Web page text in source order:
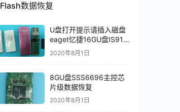
Flash数据恢复
U盘打开提示请插入磁盘
eaget忆捷16GU盘IS917
主控芯片级数据恢复成功
2020年8月1日
8GU盘SSS6696主控芯
片级数据恢复
2020年8月1日